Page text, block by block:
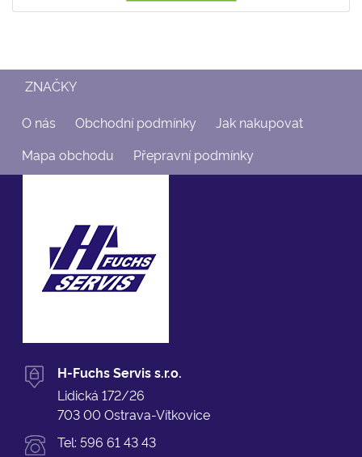
ZNAČKY
O nás Obchodní podmínky
Jak nakupovat
Mapa obchodu
Přepravní podmínky
H-Fuchs Servis s.r.o.
Lidická 172/26
703 00 Ostrava-Vítkovice
Tel: 596 61 43 43